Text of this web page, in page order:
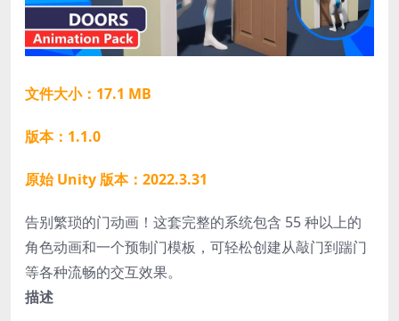
文件大小：17.1 MB
版本：1.1.0
原始 Unity 版本：2022.3.31
告别繁琐的门动画！这套完整的系统包含 55 种以上的
角色动画和一个预制门模板，可轻松创建从敲门到踹门
等各种流畅的交互效果。
描述